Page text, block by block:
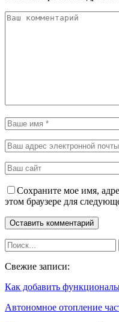
Сохраните мое имя,
этом браузере для
Свежие записи:
Как добавить
Автономное отопление